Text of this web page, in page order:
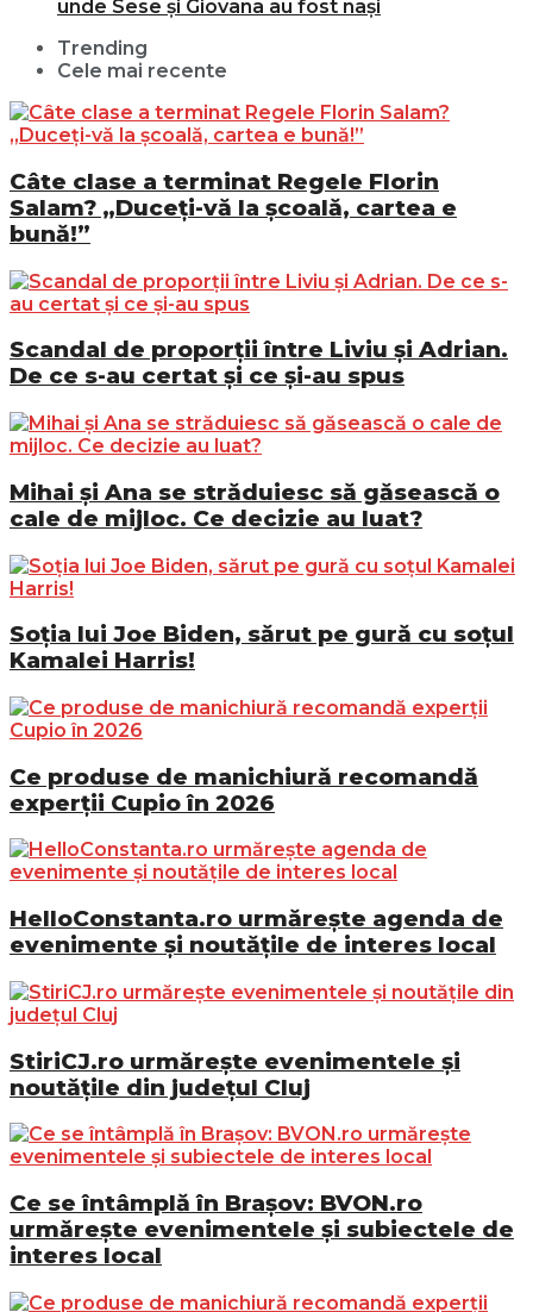
unde Sese și Giovana au fost nași
Trending
Cele mai recente
Câte clase a terminat Regele Florin
Salam? „Duceți-vă la școală, cartea e
bună!”
Scandal de proporții între Liviu și Adrian.
De ce s-au certat și ce și-au spus
Mihai și Ana se străduiesc să găsească o
cale de mijloc. Ce decizie au luat?
Soția lui Joe Biden, sărut pe gură cu soțul
Kamalei Harris!
Ce produse de manichiură recomandă
experții Cupio în 2026
HelloConstanta.ro urmărește agenda de
evenimente și noutățile de interes local
StiriCJ.ro urmărește evenimentele și
noutățile din județul Cluj
Ce se întâmplă în Brașov: BVON.ro
urmărește evenimentele și subiectele de
interes local